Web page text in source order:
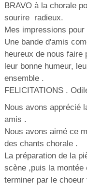
BRAVO à la chorale
sourire radieux.
Mes impressions
Une bande d'amis
heureux de nous faire
leur bonne humeur,
ensemble .
FELICITATIONS .
Nous avons apprécié
amis .
Nous avons aimé ce
des chants chorale .
La préparation de la
scène ,puis la
terminer par le